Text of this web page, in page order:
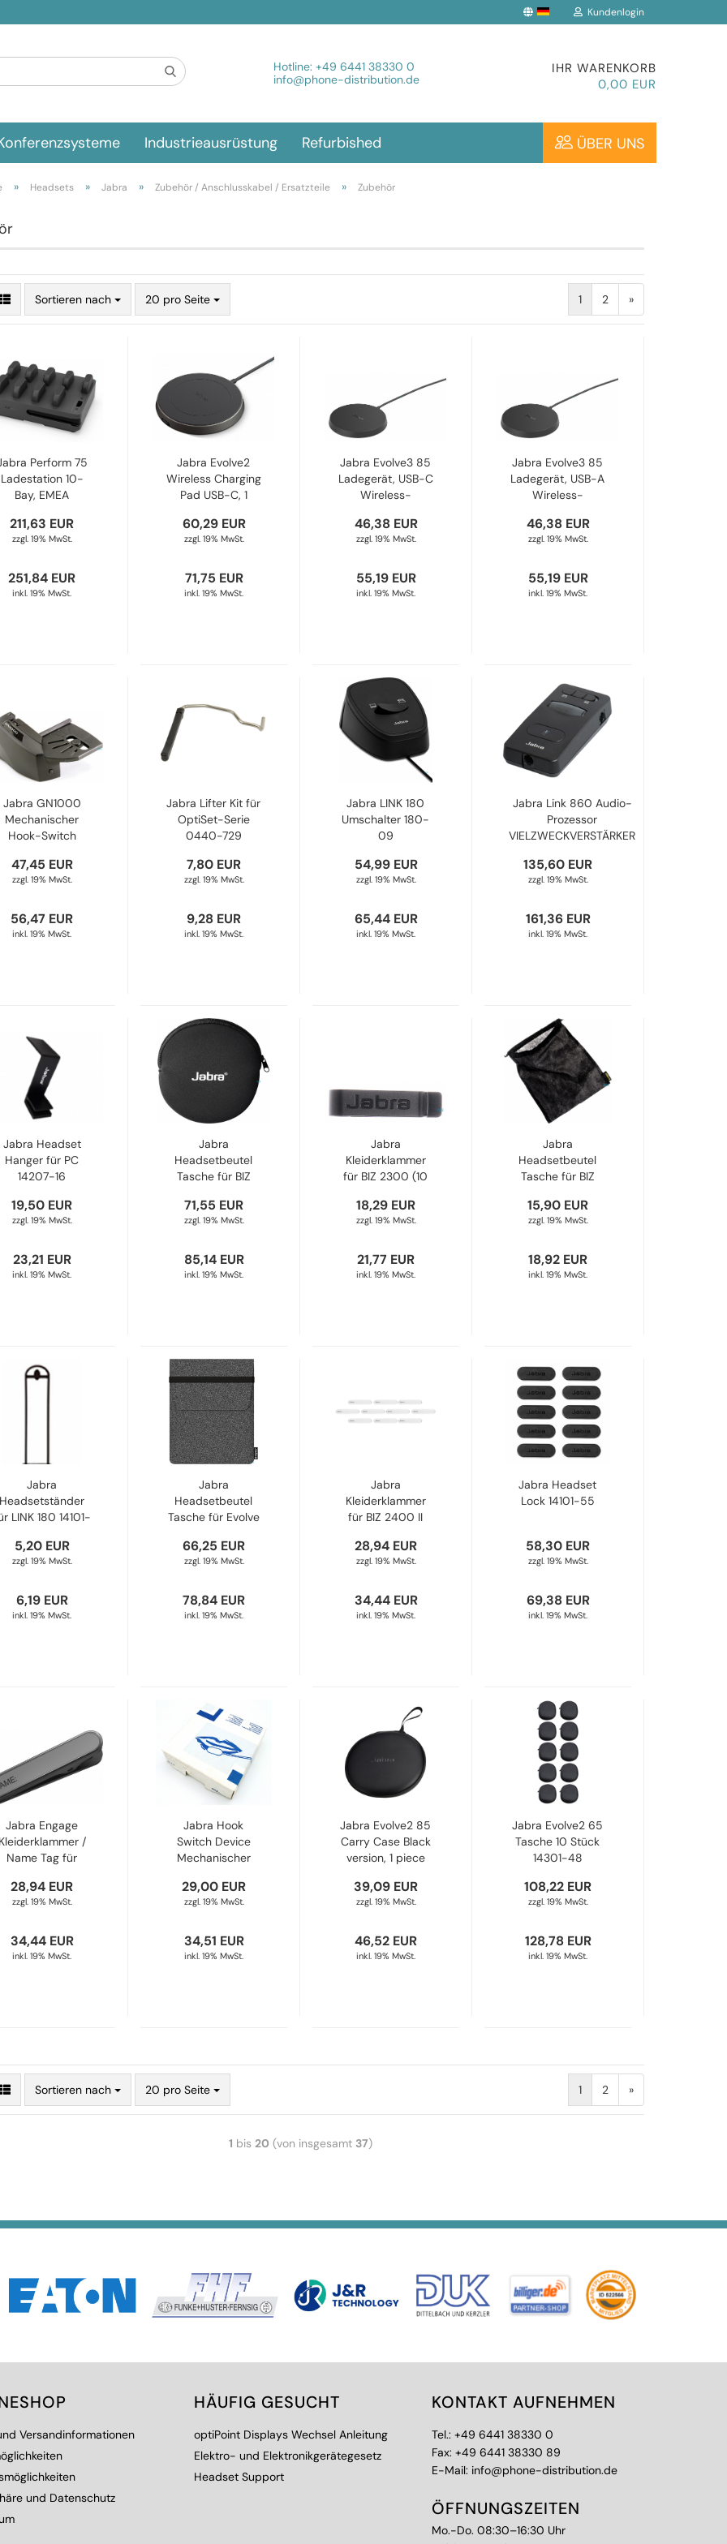
Kundenlogin
Hotline: +49 6441 38330 0
info@phone-distribution.de
IHR WARENKORB
0,00 EUR
Industrieausrüstung Refurbished ÜBER UNS
» Headsets » Jabra » Zubehör / Anschlusskabel / Ersatzteile » Zubehör
Sortieren nach 20 pro Seite 1 2 »
Perform 75
Ladestation 10-
Bay, EMEA
211,63 EUR
zzgl. 19% MwSt.
251,84 EUR
inkl. 19% MwSt.
Jabra Evolve2
Wireless Charging
Pad USB-C, 1
60,29 EUR
zzgl. 19% MwSt.
71,75 EUR
inkl. 19% MwSt.
Jabra Evolve3 85
Ladegerät, USB-C
Wireless-
08
46,38 EUR
zzgl. 19% MwSt.
55,19 EUR
inkl. 19% MwSt.
Jabra Evolve3 85
Ladegerät, USB-A
Wireless-
09
46,38 EUR
zzgl. 19% MwSt.
55,19 EUR
inkl. 19% MwSt.
Jabra GN1000
Mechanischer
Hook-Switch
47,45 EUR
zzgl. 19% MwSt.
56,47 EUR
inkl. 19% MwSt.
Jabra Lifter Kit für
OptiSet-Serie
0440-729
7,80 EUR
zzgl. 19% MwSt.
9,28 EUR
inkl. 19% MwSt.
Jabra LINK 180
Umschalter 180-
09
54,99 EUR
zzgl. 19% MwSt.
65,44 EUR
inkl. 19% MwSt.
Jabra Link 860 Audio-
Prozessor
VIELZWECKVERSTÄRKER
135,60 EUR
zzgl. 19% MwSt.
161,36 EUR
inkl. 19% MwSt.
Jabra Headset
Hanger für PC
14207-16
19,50 EUR
zzgl. 19% MwSt.
23,21 EUR
inkl. 19% MwSt.
Jabra
Headsetbeutel
Tasche für BIZ
UC VOICE 750, 10
Stück 14101-31
71,55 EUR
zzgl. 19% MwSt.
85,14 EUR
inkl. 19% MwSt.
Jabra
Kleiderklammer
für BIZ 2300 (10
18,29 EUR
zzgl. 19% MwSt.
21,77 EUR
inkl. 19% MwSt.
Jabra
Headsetbeutel
Tasche für BIZ
14101-40
15,90 EUR
zzgl. 19% MwSt.
18,92 EUR
inkl. 19% MwSt.
Jabra
Headsetständer
LINK 180 14101-
5,20 EUR
zzgl. 19% MwSt.
6,19 EUR
inkl. 19% MwSt.
Jabra
Headsetbeutel
Tasche für Evolve
Stück 14101-47
66,25 EUR
zzgl. 19% MwSt.
78,84 EUR
inkl. 19% MwSt.
Jabra
Kleiderklammer
für BIZ 2400 II
28,94 EUR
zzgl. 19% MwSt.
34,44 EUR
inkl. 19% MwSt.
Jabra Headset
Lock 14101-55
58,30 EUR
zzgl. 19% MwSt.
69,38 EUR
inkl. 19% MwSt.
Jabra Engage
/
Name Tag für
14601-
02
28,94 EUR
zzgl. 19% MwSt.
34,44 EUR
inkl. 19% MwSt.
Jabra Hook
Switch Device
Mechanischer
1600-089 1100-
00-00
29,00 EUR
zzgl. 19% MwSt.
34,51 EUR
inkl. 19% MwSt.
Jabra Evolve2 85
Carry Case Black
version, 1 piece
39,09 EUR
zzgl. 19% MwSt.
46,52 EUR
inkl. 19% MwSt.
Jabra Evolve2 65
Tasche 10 Stück
14301-48
108,22 EUR
zzgl. 19% MwSt.
128,78 EUR
inkl. 19% MwSt.
Sortieren nach 20 pro Seite 1 2 »
1 bis 20 (von insgesamt 37)
Versandinformationen
und Datenschutz
HÄUFIG GESUCHT
optiPoint Displays Wechsel Anleitung
Elektro- und Elektronikgerätegesetz
Headset Support
KONTAKT AUFNEHMEN
Tel.: +49 6441 38330 0
Fax: +49 6441 38330 89
E-Mail: info@phone-distribution.de
ÖFFNUNGSZEITEN
Mo.-Do. 08:30–16:30 Uhr